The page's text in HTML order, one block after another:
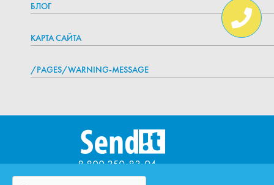
БЛОГ
КАРТА САЙТА
/PAGES/WARNING-MESSAGE
8 800 350-83-94